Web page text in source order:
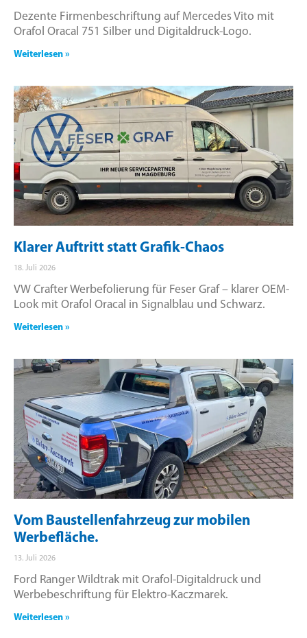
Dezente Firmenbeschriftung auf Mercedes Vito mit
Orafol Oracal 751 Silber und Digitaldruck-Logo.
Weiterlesen »
Klarer Auftritt statt Grafik-Chaos
18. Juli 2026
VW Crafter Werbefolierung für Feser Graf – klarer OEM-
Look mit Orafol Oracal in Signalblau und Schwarz.
Weiterlesen »
Vom Baustellenfahrzeug zur mobilen
Werbefläche.
13. Juli 2026
Ford Ranger Wildtrak mit Orafol-Digitaldruck und
Werbebeschriftung für Elektro-Kaczmarek.
Weiterlesen »